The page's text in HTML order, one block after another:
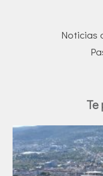
Noticias
Te